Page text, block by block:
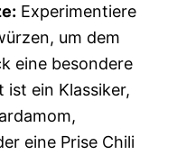
Experimentiere
um dem
eine besondere
ist ein Klassiker,
eine Prise Chili